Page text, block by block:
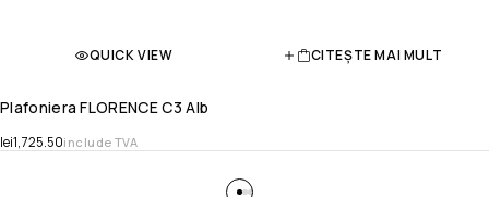
QUICK VIEW CITEȘTE MAI MULT
Plafoniera FLORENCE C3 Alb
lei1,725.50include TVA